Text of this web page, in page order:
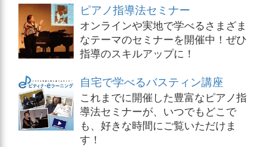
ピアノ指導法セミナー
オンラインや実地で学べるさまざま
なテーマのセミナーを開催中！ぜひ
指導のスキルアップに！
自宅で学べるバスティン講座
これまでに開催した豊富なピアノ指
導法セミナーが、いつでもどこで
も、好きな時間にご覧いただけま
す！